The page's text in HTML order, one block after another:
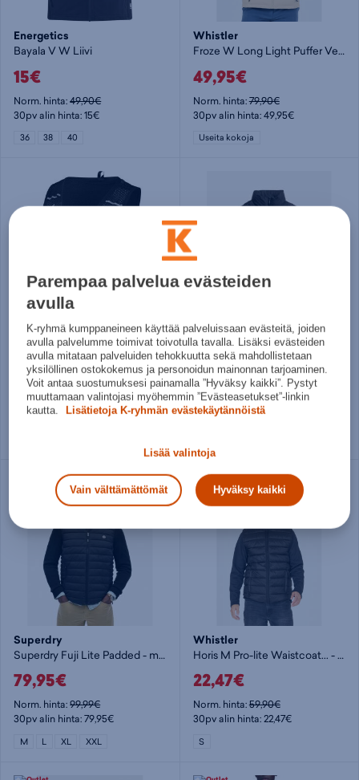
Energetics
Bayala V W Liivi
15€
Norm. hinta:49,90€
30pv alin hinta: 15€
36 38 40
Whistler
Froze W Long Light Puffer Vest. - naisten toppaliivi
49,95€
Norm. hinta:79,90€
30pv alin hinta: 49,95€
Useita kokoja
adidas
Running CLIMACOOL Vest - liivi
64,95€
Norm. hinta:80€
30pv alin hinta: 64,95€
Superdry
69,95€
Norm. hinta:99,99€
30pv alin hinta: 69,95€
Superdry
Superdry Fuji Lite Padded - miesten toppaliivi
79,95€
Norm. hinta:99,99€
30pv alin hinta: 79,95€
M L XL XXL
Whistler
Horis M Pro-lite Waistcoat... - miesten toppaliivi
22,47€
Norm. hinta:59,90€
30pv alin hinta: 22,47€
S
Parempaa palvelua evästeiden
avulla
K-ryhmä kumppaneineen käyttää palveluissaan evästeitä, joiden
avulla palvelumme toimivat toivotulla tavalla. Lisäksi evästeiden
avulla mitataan palveluiden tehokkuutta sekä mahdollistetaan
yksilöllinen ostokokemus ja personoidun mainonnan tarjoaminen.
Voit antaa suostumuksesi painamalla ”Hyväksy kaikki”. Pystyt
muuttamaan valintojasi myöhemmin ”Evästeasetukset”-linkin
kautta.
Lisätietoja K-ryhmän evästekäytännöistä
Lisää valintoja
Vain välttämättömät Hyväksy kaikki